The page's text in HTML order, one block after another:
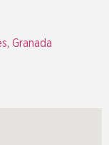
Granada